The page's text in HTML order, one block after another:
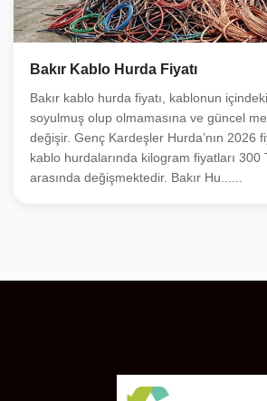
Bakır Kablo Hurda Fiyatı
Bakır kablo hurda fiyatı, kablonun
soyulmuş olup olmamasına ve güncel
değişir. Genç Kardeşler Hurda’nın 2026
kablo hurdalarında kilogram fiyatları 300
arasında değişmektedir. Bakır Hu......